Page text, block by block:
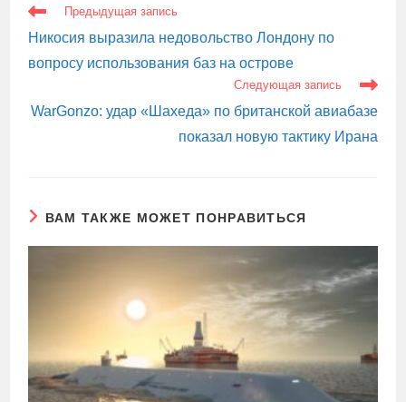
ЕЩЕ
СТАТЬИ
Предыдущая запись
Никосия выразила недовольство Лондону по
вопросу использования баз на острове
Следующая запись
WarGonzo: удар «Шахеда» по британской авиабазе
показал новую тактику Ирана
ВАМ ТАКЖЕ МОЖЕТ ПОНРАВИТЬСЯ